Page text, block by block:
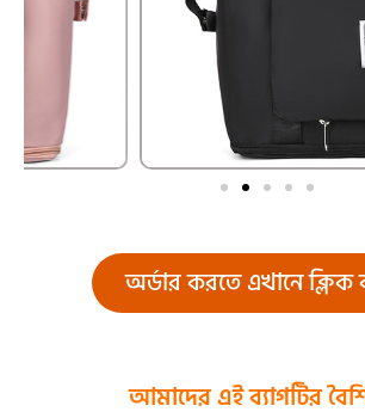
অর্ডার করতে এখানে
আমাদের এই ব্যাগটির